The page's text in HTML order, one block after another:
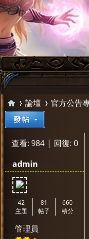
神»
論壇
›
官方公告
查看: 984 | 回復: 0
admin
42
主題
81
帖子
660
積分
管理員